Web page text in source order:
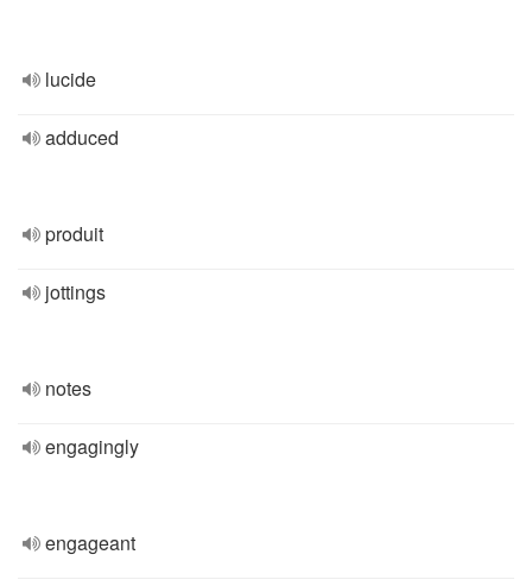
lucide
adduced
produit
jottings
notes
engagingly
engageant